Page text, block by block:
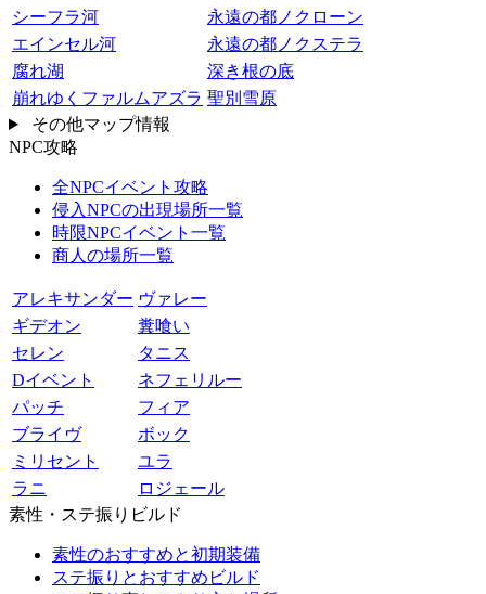
シーフラ河
永遠の都ノクローン
エインセル河
永遠の都ノクステラ
腐れ湖
深き根の底
崩れゆくファルムアズラ 聖別雪原
その他マップ情報
NPC攻略
全NPCイベント攻略
侵入NPCの出現場所一覧
時限NPCイベント一覧
商人の場所一覧
アレキサンダー ヴァレー
ギデオン
糞喰い
セレン
タニス
Dイベント
ネフェリルー
パッチ
フィア
ブライヴ
ボック
ミリセント
ユラ
ラニ
ロジェール
素性・ステ振りビルド
素性のおすすめと初期装備
ステ振りとおすすめビルド